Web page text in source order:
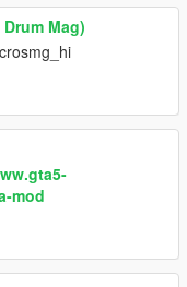
Mag)
mod